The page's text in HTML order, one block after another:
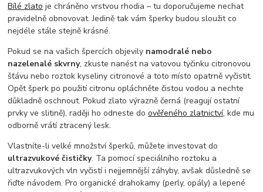
Bílé zlato je chráněno vrstvou rhodia – tu doporučujeme nechat
pravidelně obnovovat. Jedině tak vám šperky budou sloužit co
nejdéle stále stejně krásné.
Pokud se na vašich špercích objevily namodralé nebo
nazelenalé skvrny, zkuste nanést na vatovou tyčinku citronovou
šťávu nebo roztok kyseliny citronové a toto místo opatrně vyčistit.
Opět šperk po použití citronu opláchněte čistou vodou a nechte
důkladně oschnout. Pokud zlato výrazně černá (reagují ostatní
prvky ve slitině), raději ho odneste doověřeného zlatnictví, kde mu
odborně vrátí ztracený lesk.
Vlastníte-li velké množství šperků, můžete investovat do
ultrazvukové čističky. Ta pomocí speciálního roztoku a
ultrazvukových vln vyčistí i nejjemnější záhyby, avšak důsledně se
řiďte návodem. Pro organické drahokamy (perly, opály) a lepené